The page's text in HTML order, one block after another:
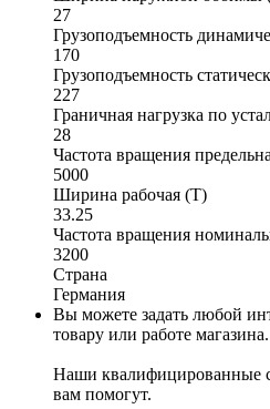
27
Грузоподъемность
170
Грузоподъемность
227
Граничная нагрузка по
28
Частота вращения
5000
Ширина рабочая (T)
33.25
Частота вращения
3200
Страна
Германия
Вы можете задать любой
товару или работе магазина.
Наши квалифицированные
вам помогут.